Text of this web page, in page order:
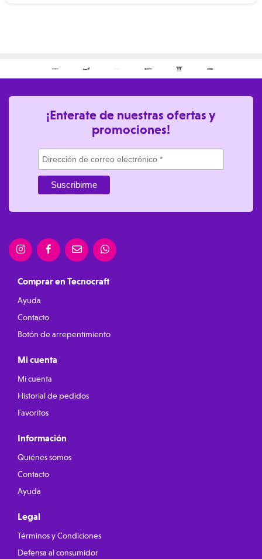
¡Enterate de nuestras ofertas y
promociones!
Comprar en Tecnocraft
Ayuda
Contacto
Botón de arrepentimiento
Mi cuenta
Mi cuenta
Historial de pedidos
Favoritos
Información
Quiénes somos
Contacto
Ayuda
Legal
Términos y Condiciones
Defensa al consumidor